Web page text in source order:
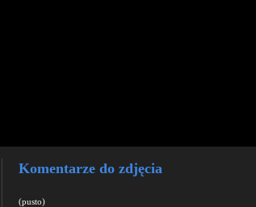
Komentarze do zdjęcia
(pusto)